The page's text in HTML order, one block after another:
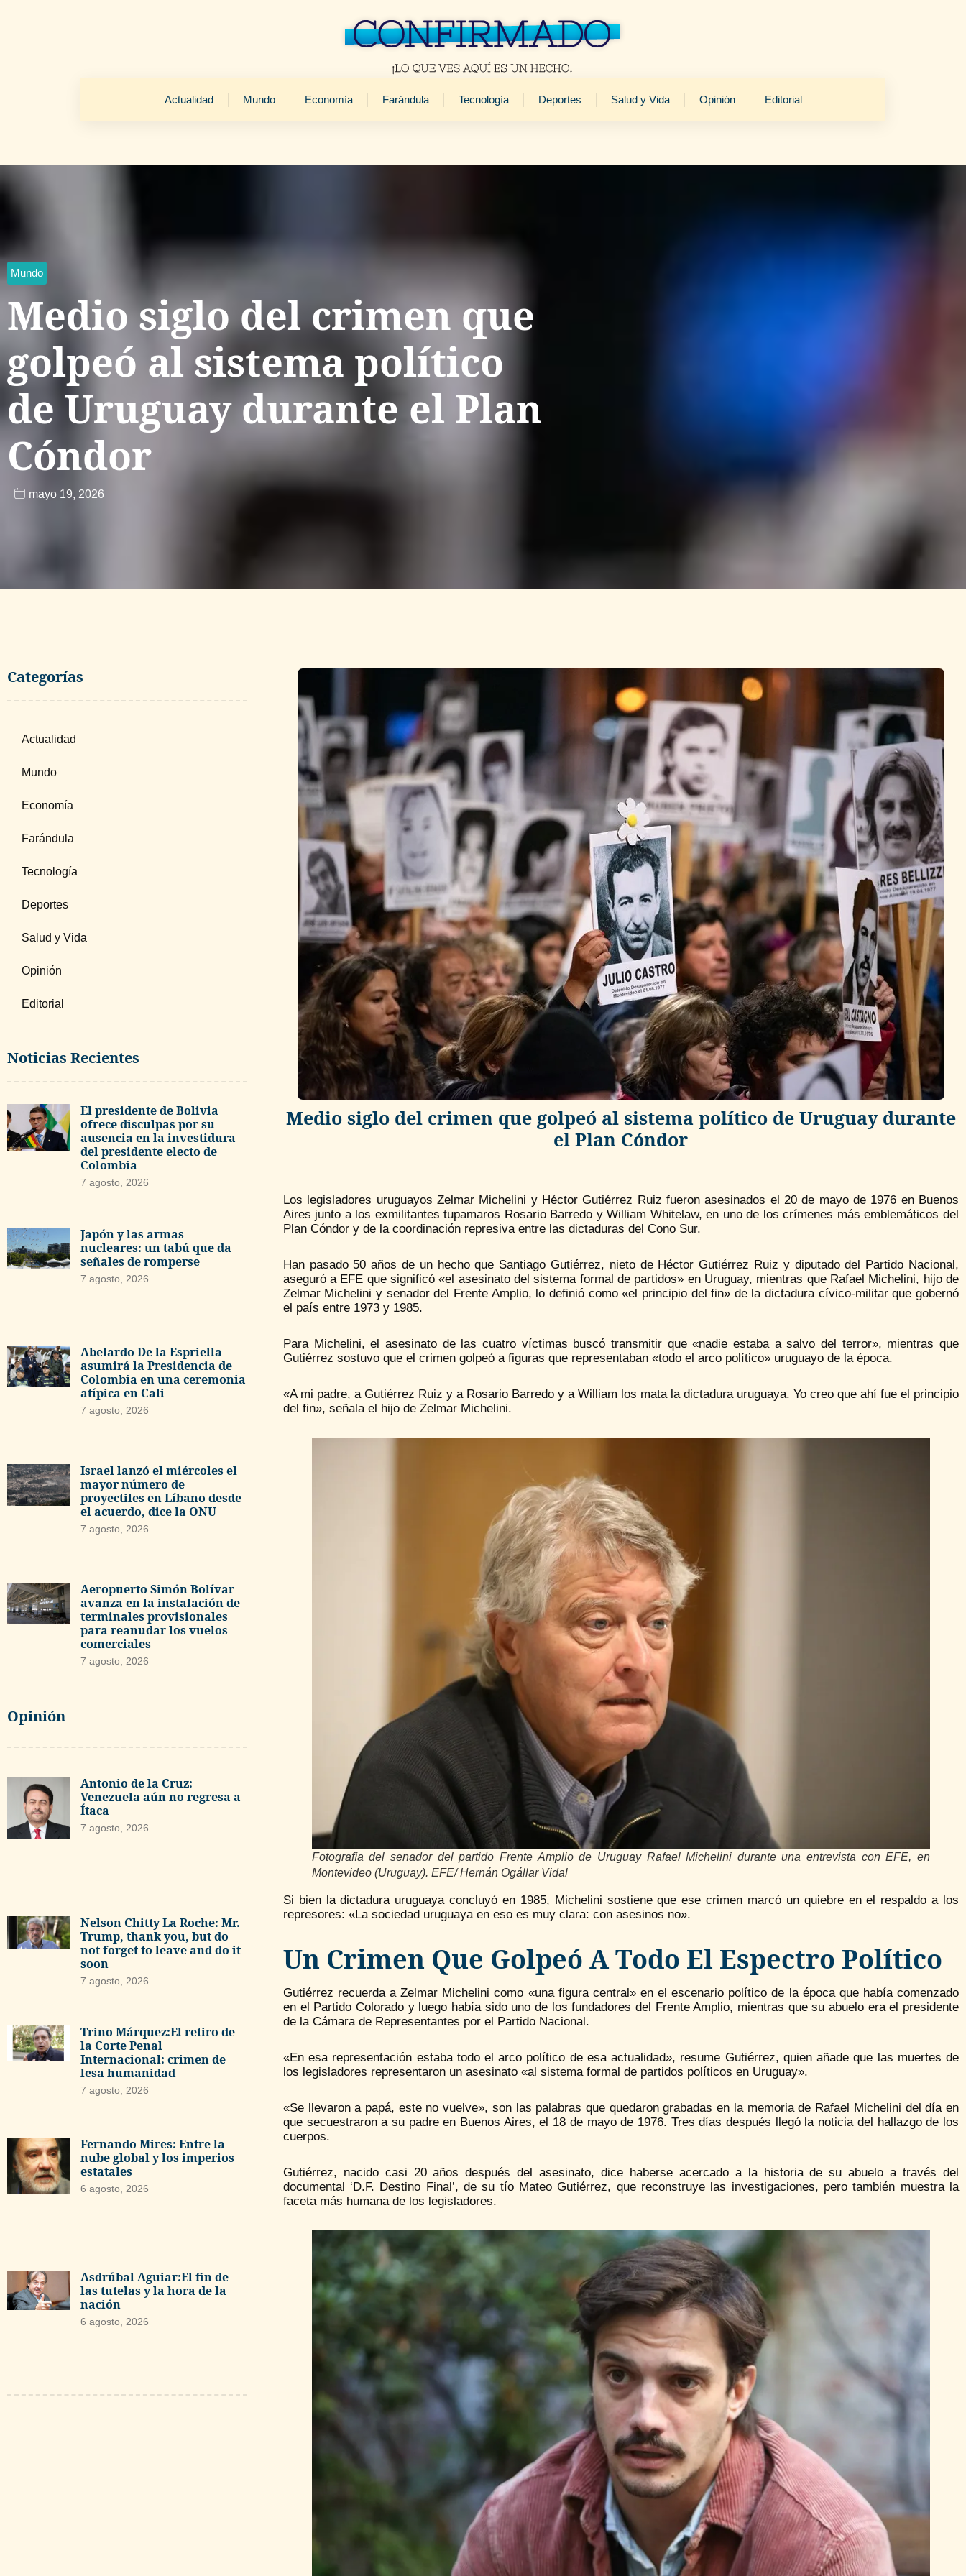
Actualidad Mundo Economía Farándula Tecnología Deportes Salud y Vida Opinión Editorial
Mundo
Medio siglo del crimen que
golpeó al sistema político
de Uruguay durante el Plan
Cóndor
mayo 19, 2026
Categorías
Actualidad
Mundo
Economía
Farándula
Tecnología
Deportes
Salud y Vida
Opinión
Editorial
Noticias Recientes
El presidente de Bolivia
ofrece disculpas por su
ausencia en la investidura
del presidente electo de
Colombia
7 agosto, 2026
Japón y las armas
nucleares: un tabú que da
señales de romperse
7 agosto, 2026
Abelardo De la Espriella
asumirá la Presidencia de
Colombia en una ceremonia
atípica en Cali
7 agosto, 2026
Israel lanzó el miércoles el
mayor número de
proyectiles en Líbano desde
el acuerdo, dice la ONU
7 agosto, 2026
Aeropuerto Simón Bolívar
avanza en la instalación de
terminales provisionales
para reanudar los vuelos
comerciales
7 agosto, 2026
Opinión
Antonio de la Cruz:
Venezuela aún no regresa a
Ítaca
7 agosto, 2026
Nelson Chitty La Roche: Mr.
Trump, thank you, but do
not forget to leave and do it
soon
7 agosto, 2026
Trino Márquez:El retiro de
la Corte Penal
Internacional: crimen de
lesa humanidad
7 agosto, 2026
Fernando Mires: Entre la
nube global y los imperios
estatales
6 agosto, 2026
Asdrúbal Aguiar:El fin de
las tutelas y la hora de la
nación
6 agosto, 2026
Medio siglo del crimen que golpeó al sistema político de Uruguay durante
el Plan Cóndor
Los legisladores uruguayos Zelmar Michelini y Héctor Gutiérrez Ruiz fueron asesinados el 20 de mayo de 1976 en Buenos
Aires junto a los exmilitantes tupamaros Rosario Barredo y William Whitelaw, en uno de los crímenes más emblemáticos del
Plan Cóndor y de la coordinación represiva entre las dictaduras del Cono Sur.
Han pasado 50 años de un hecho que Santiago Gutiérrez, nieto de Héctor Gutiérrez Ruiz y diputado del Partido Nacional,
aseguró a EFE que significó «el asesinato del sistema formal de partidos» en Uruguay, mientras que Rafael Michelini, hijo de
Zelmar Michelini y senador del Frente Amplio, lo definió como «el principio del fin» de la dictadura cívico-militar que gobernó
el país entre 1973 y 1985.
Para Michelini, el asesinato de las cuatro víctimas buscó transmitir que «nadie estaba a salvo del terror», mientras que
Gutiérrez sostuvo que el crimen golpeó a figuras que representaban «todo el arco político» uruguayo de la época.
«A mi padre, a Gutiérrez Ruiz y a Rosario Barredo y a William los mata la dictadura uruguaya. Yo creo que ahí fue el principio
del fin», señala el hijo de Zelmar Michelini.
Fotografía del senador del partido Frente Amplio de Uruguay Rafael Michelini durante una entrevista con EFE, en
Montevideo (Uruguay). EFE/ Hernán Ogállar Vidal
Si bien la dictadura uruguaya concluyó en 1985, Michelini sostiene que ese crimen marcó un quiebre en el respaldo a los
represores: «La sociedad uruguaya en eso es muy clara: con asesinos no».
Un Crimen Que Golpeó A Todo El Espectro Político
Gutiérrez recuerda a Zelmar Michelini como «una figura central» en el escenario político de la época que había comenzado
en el Partido Colorado y luego había sido uno de los fundadores del Frente Amplio, mientras que su abuelo era el presidente
de la Cámara de Representantes por el Partido Nacional.
«En esa representación estaba todo el arco político de esa actualidad», resume Gutiérrez, quien añade que las muertes de
los legisladores representaron un asesinato «al sistema formal de partidos políticos en Uruguay».
«Se llevaron a papá, este no vuelve», son las palabras que quedaron grabadas en la memoria de Rafael Michelini del día en
que secuestraron a su padre en Buenos Aires, el 18 de mayo de 1976. Tres días después llegó la noticia del hallazgo de los
cuerpos.
Gutiérrez, nacido casi 20 años después del asesinato, dice haberse acercado a la historia de su abuelo a través del
documental ‘D.F. Destino Final’, de su tío Mateo Gutiérrez, que reconstruye las investigaciones, pero también muestra la
faceta más humana de los legisladores.